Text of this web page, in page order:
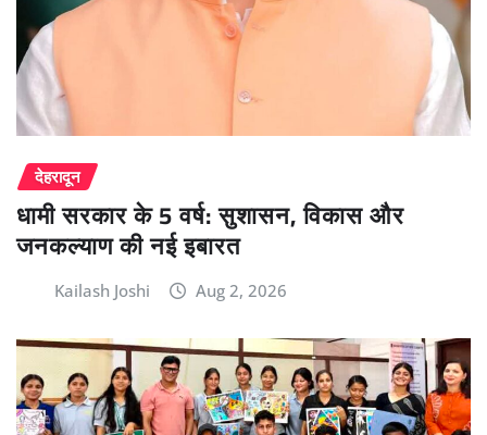
देहरादून
धामी सरकार के 5 वर्ष: सुशासन, विकास और
जनकल्याण की नई इबारत
Kailash Joshi Aug 2, 2026